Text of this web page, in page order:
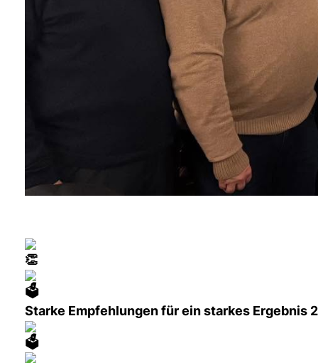
Starke Empfehlungen für ein starkes Ergebnis